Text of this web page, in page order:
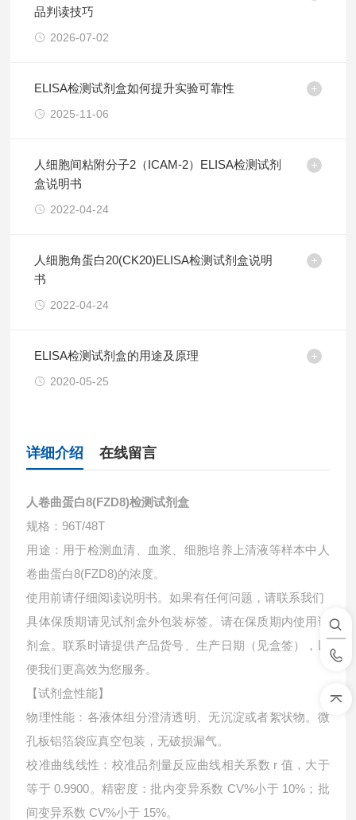
品判读技巧
2026-07-02
ELISA检测试剂盒如何提升实验可靠性
2025-11-06
人细胞间粘附分子2（ICAM-2）ELISA检测试剂
盒说明书
2022-04-24
人细胞角蛋白20(CK20)ELISA检测试剂盒说明
书
2022-04-24
ELISA检测试剂盒的用途及原理
2020-05-25
详细介绍 在线留言
人卷曲蛋白8(FZD8)检测试剂盒
规格：96T/48T
用途：用于检测血清、血浆、细胞培养上清液等样本中 人
卷曲蛋白8(FZD8)的浓度。
使用前请仔细阅读说明书。如果有任何问题，请联系我们
具体保质期请见试剂盒外包装标签。请在保质期内使用试
剂盒。联系时请提供产品货号、生产日期（见盒签），以
便我们更高效为您服务。
【试剂盒性能】
物理性能：各液体组分澄清透明、无沉淀或者絮状物。微
孔板铝箔袋应真空包装，无破损漏气。
校准曲线线性：校准品剂量反应曲线相关系数 r 值，大于
等于 0.9900。精密度：批内变异系数 CV%小于 10%；批
间变异系数 CV%小于 15%。